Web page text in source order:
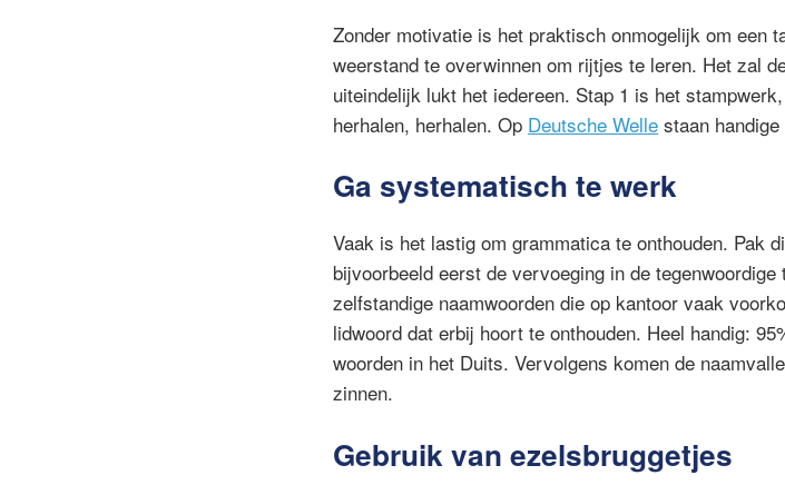
Zonder motivatie is het praktisch onmogelijk om een
weerstand te overwinnen om rijtjes te leren. Het zal
uiteindelijk lukt het iedereen. Stap 1 is het
herhalen, herhalen. Op Deutsche Welle staan
Ga systematisch te werk
Vaak is het lastig om grammatica te onthouden. Pak
bijvoorbeeld eerst de vervoeging in de
zelfstandige naamwoorden die op kantoor vaak
lidwoord dat erbij hoort te onthouden. Heel handig:
woorden in het Duits. Vervolgens komen de
zinnen.
Gebruik van ezelsbruggetjes